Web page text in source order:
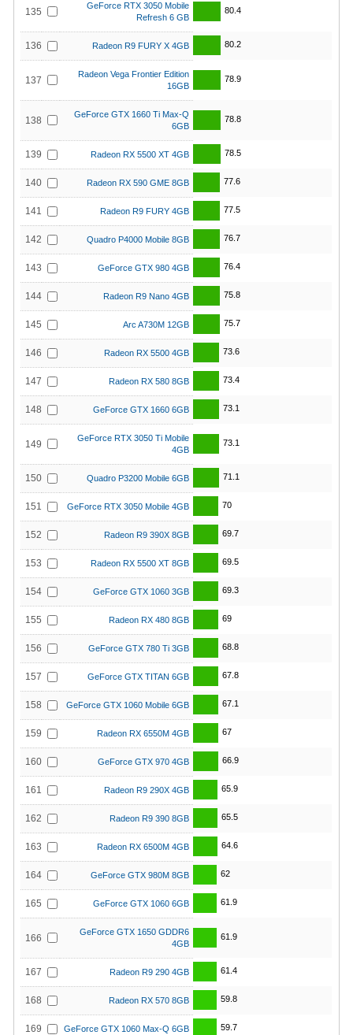
135
GeForce RTX 3050 Mobile
Refresh 6 GB
80.4
136 Radeon R9 FURY X 4GB 80.2
137
Radeon Vega Frontier Edition
16GB
78.9
138
GeForce GTX 1660 Ti Max-Q
6GB
78.8
139 Radeon RX 5500 XT 4GB 78.5
140 Radeon RX 590 GME 8GB 77.6
141 Radeon R9 FURY 4GB 77.5
142 Quadro P4000 Mobile 8GB 76.7
143 GeForce GTX 980 4GB 76.4
144 Radeon R9 Nano 4GB 75.8
145 Arc A730M 12GB 75.7
146 Radeon RX 5500 4GB 73.6
147 Radeon RX 580 8GB 73.4
148 GeForce GTX 1660 6GB 73.1
149
GeForce RTX 3050 Ti Mobile
4GB
73.1
150 Quadro P3200 Mobile 6GB 71.1
151 GeForce RTX 3050 Mobile 4GB 70
152 Radeon R9 390X 8GB 69.7
153 Radeon RX 5500 XT 8GB 69.5
154 GeForce GTX 1060 3GB 69.3
155 Radeon RX 480 8GB 69
156 GeForce GTX 780 Ti 3GB 68.8
157 GeForce GTX TITAN 6GB 67.8
158 GeForce GTX 1060 Mobile 6GB 67.1
159 Radeon RX 6550M 4GB 67
160 GeForce GTX 970 4GB 66.9
161 Radeon R9 290X 4GB 65.9
162 Radeon R9 390 8GB 65.5
163 Radeon RX 6500M 4GB 64.6
164 GeForce GTX 980M 8GB 62
165 GeForce GTX 1060 6GB 61.9
166
GeForce GTX 1650 GDDR6
4GB
61.9
167 Radeon R9 290 4GB 61.4
168 Radeon RX 570 8GB 59.8
169 GeForce GTX 1060 Max-Q 6GB 59.7